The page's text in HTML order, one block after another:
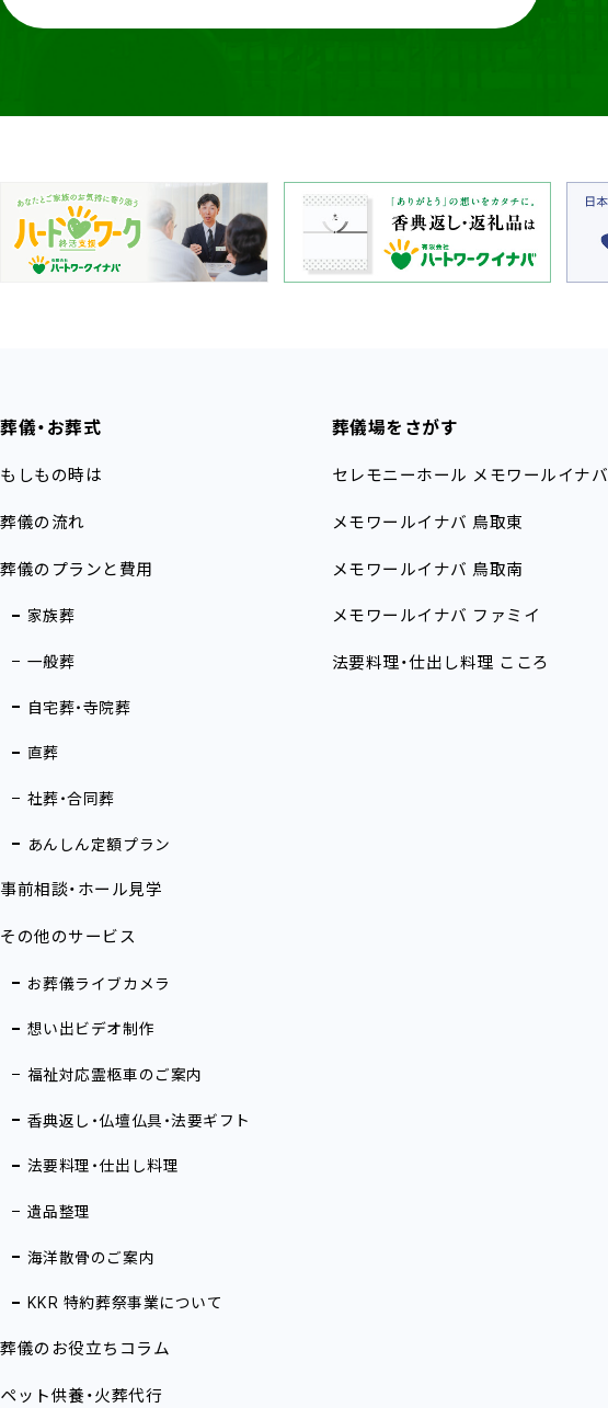
葬儀・お葬式
もしもの時は
葬儀の流れ
葬儀のプランと費用
家族葬
一般葬
自宅葬・寺院葬
直葬
社葬・合同葬
あんしん定額プラン
事前相談・ホール見学
その他のサービス
お葬儀ライブカメラ
想い出ビデオ制作
福祉対応霊柩車のご案内
香典返し・仏壇仏具・法要ギフト
法要料理・仕出し料理
遺品整理
海洋散骨のご案内
KKR 特約葬祭事業について
葬儀のお役立ちコラム
ペット供養・火葬代行
葬儀場をさがす
セレモニーホール メモワールイナバ
メモワールイナバ 鳥取東
メモワールイナバ 鳥取南
メモワールイナバ ファミイ
法要料理・仕出し料理 こころ